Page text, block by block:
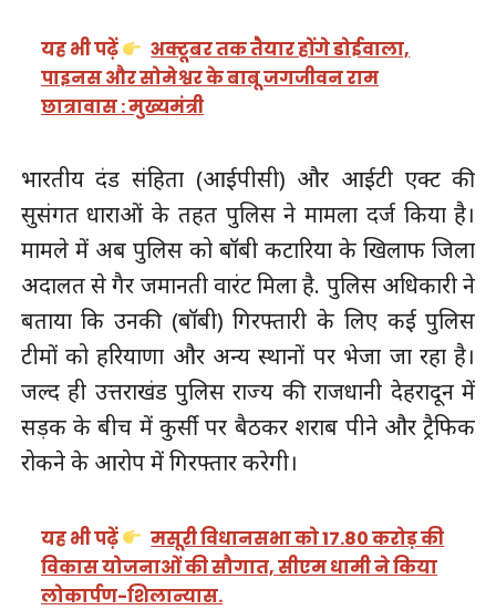
यह भी पढ़ें
अक्टूबर तक तैयार होंगे डोईवाला,
पाइनस और सोमेश्वर के बाबू जगजीवन राम
छात्रावास : मुख्यमंत्री
भारतीय दंड संहिता (आईपीसी) और आईटी एक्ट की
सुसंगत धाराओं के तहत पुलिस ने मामला दर्ज किया है।
मामले में अब पुलिस को बॉबी कटारिया के खिलाफ जिला
अदालत से गैर जमानती वारंट मिला है. पुलिस अधिकारी ने
बताया कि उनकी (बॉबी) गिरफ्तारी के लिए कई पुलिस
टीमों को हरियाणा और अन्य स्थानों पर भेजा जा रहा है।
जल्द ही उत्तराखंड पुलिस राज्य की राजधानी देहरादून में
सड़क के बीच में कुर्सी पर बैठकर शराब पीने और ट्रैफिक
रोकने के आरोप में गिरफ्तार करेगी।
यह भी पढ़ें
मसूरी विधानसभा को 17.80 करोड़ की
विकास योजनाओं की सौगात, सीएम धामी ने किया
लोकार्पण-शिलान्यास.